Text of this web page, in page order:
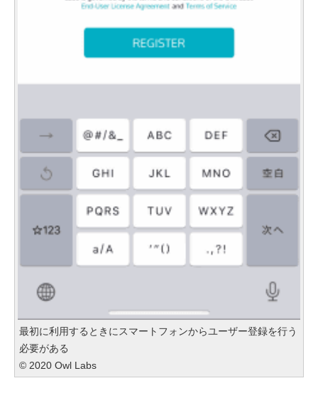
最初に利用するときにスマートフォンからユーザー登録を行う
必要がある
© 2020 Owl Labs